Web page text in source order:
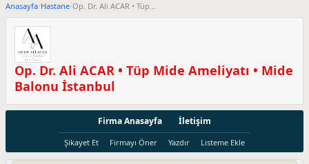
Anasayfa/Hastane/Op. Dr. Ali ACAR • Tüp...
Op. Dr. Ali ACAR • Tüp Mide Ameliyatı • Mide
Balonu İstanbul
Firma Anasayfa İletişim
Şikayet Et Firmayı Öner Yazdır Listeme Ekle